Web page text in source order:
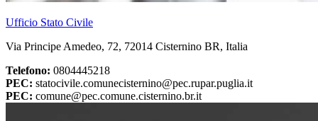
Ufficio Stato Civile
Via Principe Amedeo, 72, 72014 Cisternino BR, Italia
Telefono: 0804445218
PEC: statocivile.comunecisternino@pec.rupar.puglia.it
PEC: comune@pec.comune.cisternino.br.it